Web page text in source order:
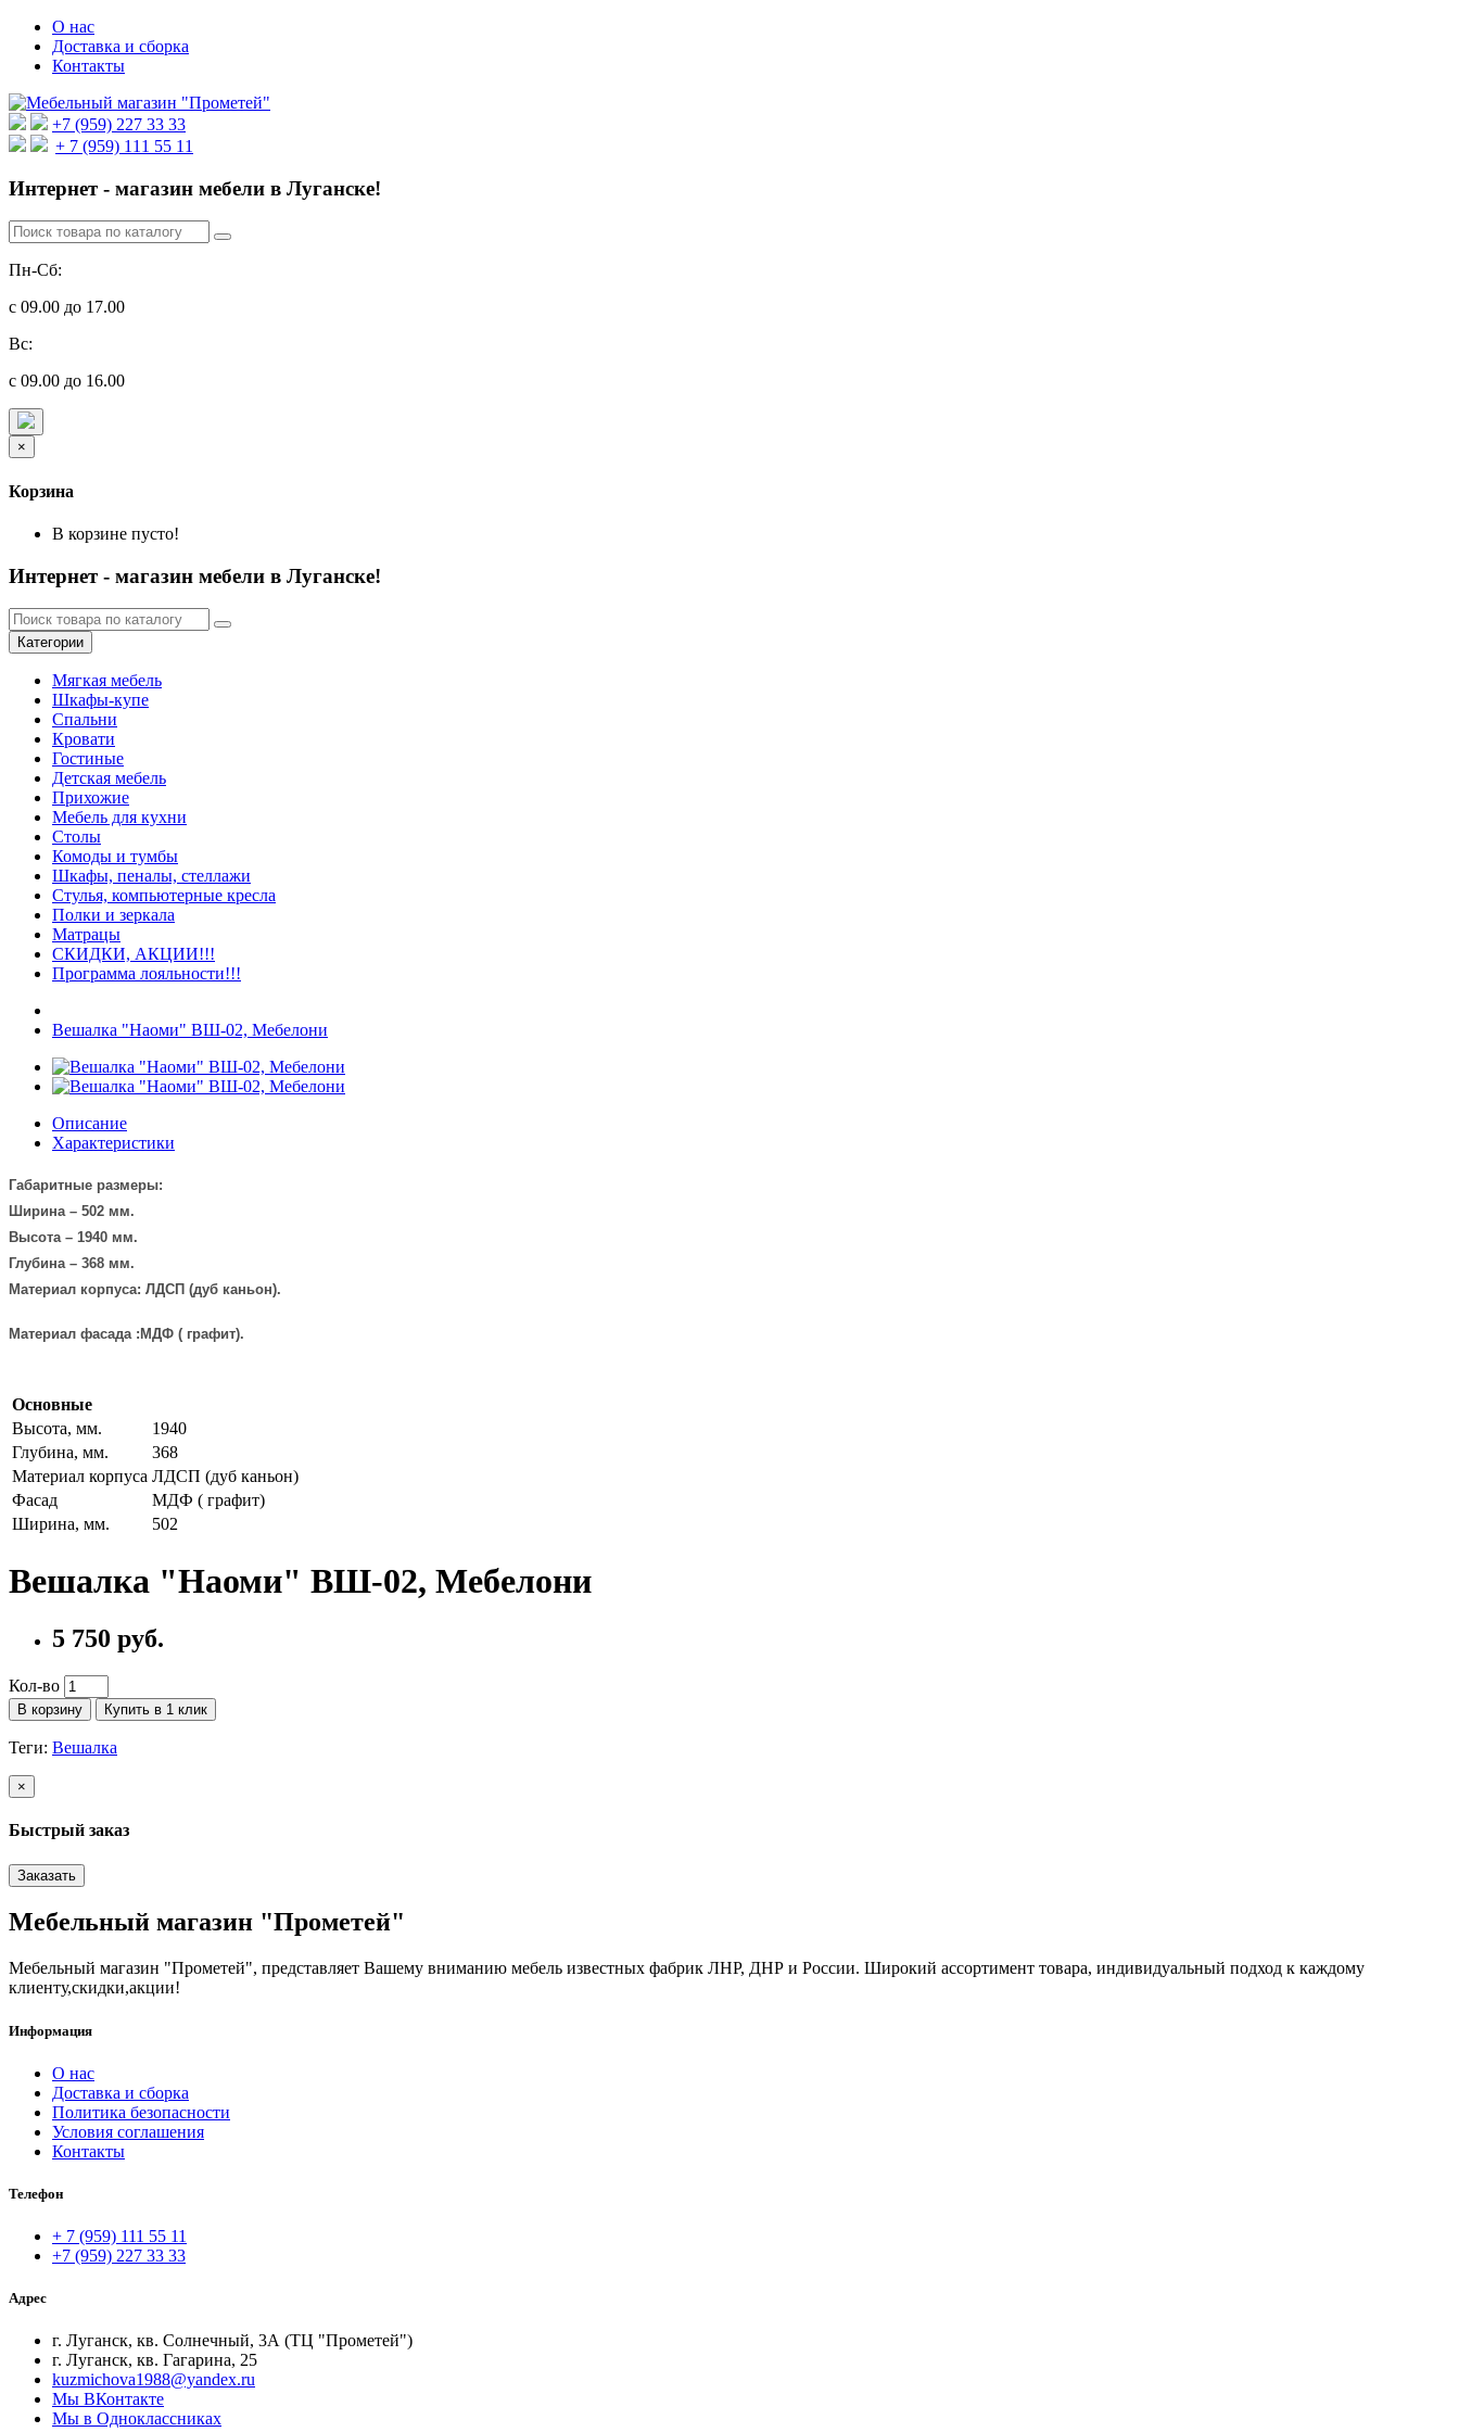
О нас
Доставка и сборка
Контакты
+7 (959) 227 33 33
+ 7 (959) 111 55 11
Интернет - магазин мебели в Луганске!
Пн-Сб:
с 09.00 до 17.00
Вс:
с 09.00 до 16.00
×
Корзина
В корзине пусто!
Интернет - магазин мебели в Луганске!
Категории
Мягкая мебель
Шкафы-купе
Спальни
Кровати
Гостиные
Детская мебель
Прихожие
Мебель для кухни
Столы
Комоды и тумбы
Шкафы, пеналы, стеллажи
Стулья, компьютерные кресла
Полки и зеркала
Матрацы
СКИДКИ, АКЦИИ!!!
Программа лояльности!!!
Вешалка "Наоми" ВШ-02, Мебелони
Описание
Характеристики
Габаритные размеры:
Ширина – 502 мм.
Высота – 1940 мм.
Глубина – 368 мм.
Материал корпуса: ЛДСП (дуб каньон).
Материал фасада :МДФ ( графит).
Основные
Высота, мм.
1940
Глубина, мм.
368
Материал корпуса ЛДСП (дуб каньон)
Фасад
МДФ ( графит)
Ширина, мм.
502
Вешалка "Наоми" ВШ-02, Мебелони
5 750 руб.
Кол-во
В корзину Купить в 1 клик
Теги: Вешалка
×
Быстрый заказ
Заказать
Мебельный магазин "Прометей"
Мебельный магазин "Прометей", представляет Вашему вниманию мебель известных фабрик ЛНР, ДНР и России. Широкий ассортимент товара, индивидуальный подход к каждому
клиенту,скидки,акции!
Информация
О нас
Доставка и сборка
Политика безопасности
Условия соглашения
Контакты
Телефон
+ 7 (959) 111 55 11
+7 (959) 227 33 33
Адрес
г. Луганск, кв. Солнечный, 3А (ТЦ "Прометей")
г. Луганск, кв. Гагарина, 25
kuzmichova1988@yandex.ru
Мы ВКонтакте
Мы в Одноклассниках